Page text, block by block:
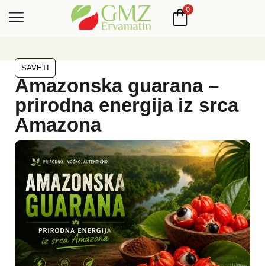
0
SAVETI
Amazonska guarana –
prirodna energija iz srca
Amazona